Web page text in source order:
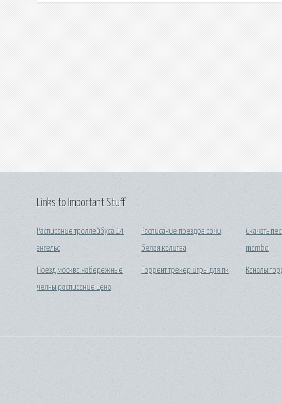
Links to Important Stuff
Расписание троллейбуса 14
энгельс
Поезд москва набережные
челны расписание цена
Расписание поездов сочи
белая калитва
Торрент трекер игры для пк
Скачать
mambo
Каналы